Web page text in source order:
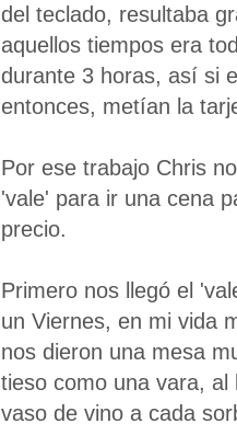
del teclado, resultaba
aquellos tiempos era
durante 3 horas, así si
entonces, metían la
Por ese trabajo Chris
'vale' para ir una cena
precio.
Primero nos llegó el
un Viernes, en mi vida
nos dieron una mesa
tieso como una vara,
vaso de vino a cada